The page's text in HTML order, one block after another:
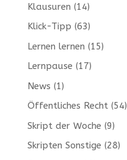
Klausuren (14)
Klick-Tipp (63)
Lernen lernen (15)
Lernpause (17)
News (1)
Öffentliches Recht(54)
Skript der Woche (9)
Skripten Sonstige (28)